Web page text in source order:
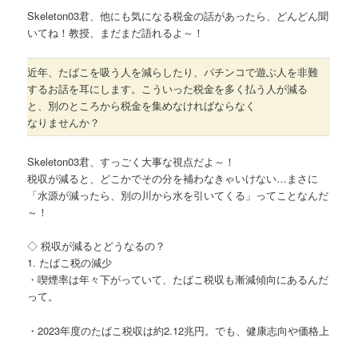
Skeleton03君、他にも気になる税金の話があったら、どんどん聞
いてね！教授、まだまだ語れるよ～！
近年、たばこを吸う人を減らしたり、パチンコで遊ぶ人を非難
するお話を耳にします。こういった税金を多く払う人が減る
と、別のところから税金を集めなければならなく
なりませんか？
Skeleton03君、すっごく大事な視点だよ～！
税収が減ると、どこかでその分を補わなきゃいけない…まさに
「水源が減ったら、別の川から水を引いてくる」ってことなんだ
～！
◇ 税収が減るとどうなるの？
1. たばこ税の減少
・喫煙率は年々下がっていて、たばこ税収も漸減傾向にあるんだ
って。
・2023年度のたばこ税収は約2.12兆円。でも、健康志向や価格上